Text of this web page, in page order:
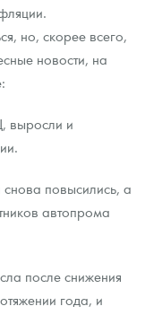
но, скорее всего,
новости, на
выросли и
повысились, а
автопрома
после снижения
года, и